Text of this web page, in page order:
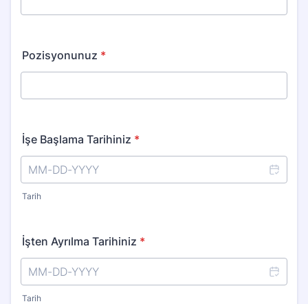
Pozisyonunuz *
İşe Başlama Tarihiniz *
Tarih
İşten Ayrılma Tarihiniz *
Tarih